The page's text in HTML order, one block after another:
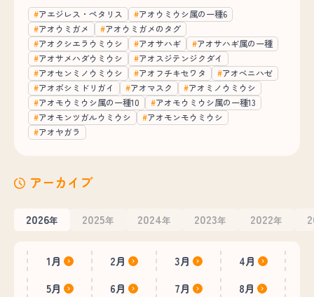
アエジレス・ペタリス
アオウミウシ属の一種6
アオウミガメ
アオウミガメのタグ
アオクシエラウミウシ
アオサハギ
アオサハギ属の一種
アオサメハダウミウシ
アオスジテンジクダイ
アオセンミノウミウシ
アオフチキセワタ
アオベニハゼ
アオボシミドリガイ
アオマスク
アオミノウミウシ
アオモウミウシ属の一種10
アオモウミウシ属の一種13
アオモンツガルウミウシ
アオモンモウミウシ
アオヤガラ
アーカイブ
2026年 2025年 2024年 2023年 2022年
1月 2月 3月
4月
5月
6月 7月
8月